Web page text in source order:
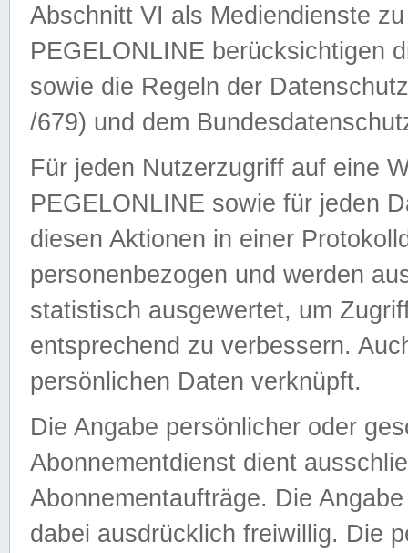
Abschnitt VI als Mediendienste
PEGELONLINE berücksichtigen
sowie die Regeln der
/679) und dem
Für jeden Nutzerzugriff auf eine
PEGELONLINE sowie für jeden
diesen Aktionen in einer
personenbezogen und werden
statistisch ausgewertet, um
entsprechend zu verbessern.
persönlichen Daten verknüpft.
Die Angabe persönlicher oder
Abonnementdienst dient
Abonnementaufträge. Die
dabei ausdrücklich freiwillig. Die